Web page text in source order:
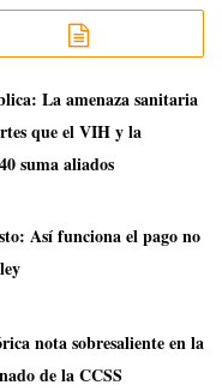
La amenaza sanitaria
que el VIH y la
suma aliados
Así funciona el pago no
nota sobresaliente en la
de la CCSS